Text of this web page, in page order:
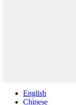
English
Chinese